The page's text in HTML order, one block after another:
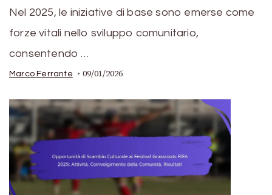
Nel 2025, le iniziative di base sono emerse come
forze vitali nello sviluppo comunitario,
consentendo …
Marco Ferrante 09/01/2026